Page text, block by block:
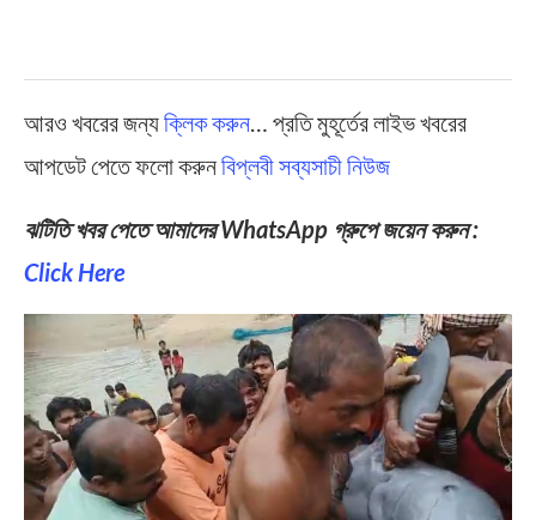
আরও খবরের জন্যক্লিক করুন … প্রতি মুহূর্তের লাইভ খবরের
আপডেট পেতে ফলো করুনবিপ্লবী সব্যসাচী নিউজ
ঝটিতি খবর পেতে আমাদের WhatsApp গ্রুপে জয়েন করুন :
Click Here